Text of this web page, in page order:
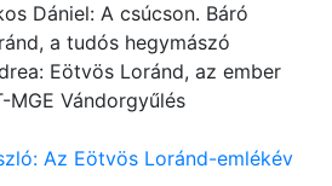
Dániel: A csúcson. Báró
a tudós hegymászó
Eötvös Loránd, az ember
MGE Vándorgyűlés
Az Eötvös Loránd-emlékév